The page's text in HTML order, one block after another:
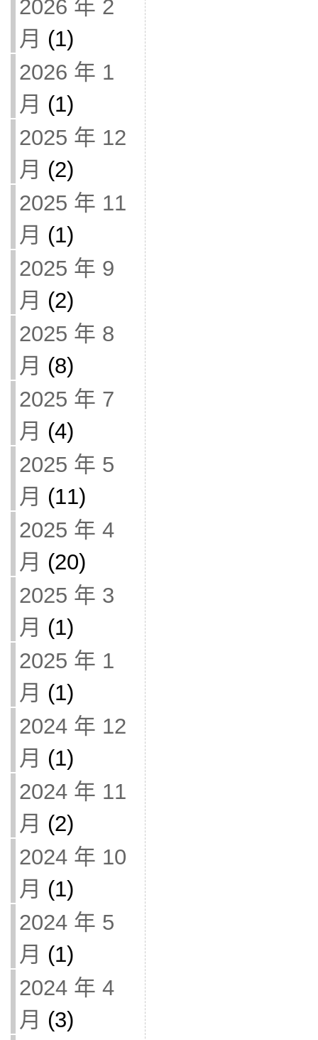
2026 年 2
月 (1)
2026 年 1
月 (1)
2025 年 12
月 (2)
2025 年 11
月 (1)
2025 年 9
月 (2)
2025 年 8
月 (8)
2025 年 7
月 (4)
2025 年 5
月 (11)
2025 年 4
月 (20)
2025 年 3
月 (1)
2025 年 1
月 (1)
2024 年 12
月 (1)
2024 年 11
月 (2)
2024 年 10
月 (1)
2024 年 5
月 (1)
2024 年 4
月 (3)